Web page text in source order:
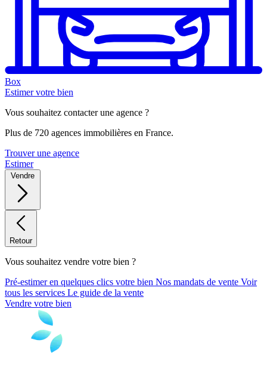
Box
Estimer votre bien
Vous souhaitez contacter une agence ?
Plus de 720 agences immobilières en France.
Trouver une agence
Estimer
Vendre
Retour
Vous souhaitez vendre votre bien ?
Pré-estimer en quelques clics votre bien Nos mandats de vente Voir
tous les services Le guide de la vente
Vendre votre bien